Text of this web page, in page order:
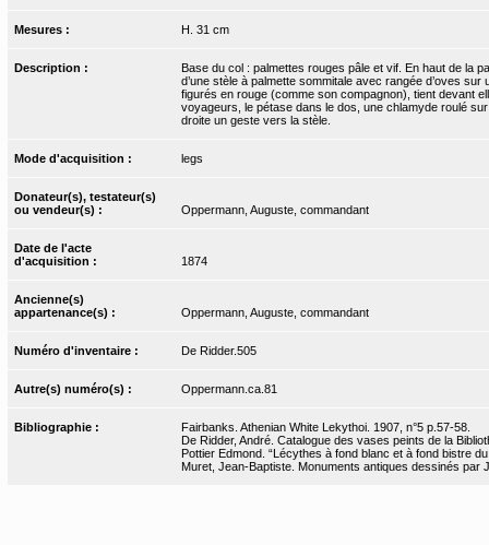
Mesures : H. 31 cm
Description :
Base du col : palmettes rouges pâle et vif. En haut de la
d’une stèle à palmette sommitale avec rangée d’oves
figurés en rouge (comme son compagnon), tient devant
voyageurs, le pétase dans le dos, une chlamyde roulé
droite un geste vers la stèle.
Mode d'acquisition : legs
Donateur(s), testateur(s)
ou vendeur(s) :
Oppermann, Auguste, commandant
Date de l'acte
d'acquisition :
1874
Ancienne(s)
appartenance(s) :
Oppermann, Auguste, commandant
Numéro d'inventaire : De Ridder.505
Autre(s) numéro(s) : Oppermann.ca.81
Bibliographie :
Fairbanks. Athenian White Lekythoi. 1907, n°5 p.57-58.
De Ridder, André. Catalogue des vases peints de la
Pottier Edmond. “Lécythes à fond blanc et à fond bistre
Muret, Jean-Baptiste. Monuments antiques dessinés par